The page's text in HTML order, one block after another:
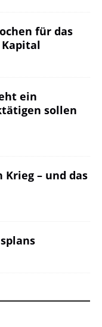
für das
ein
sollen
– und das